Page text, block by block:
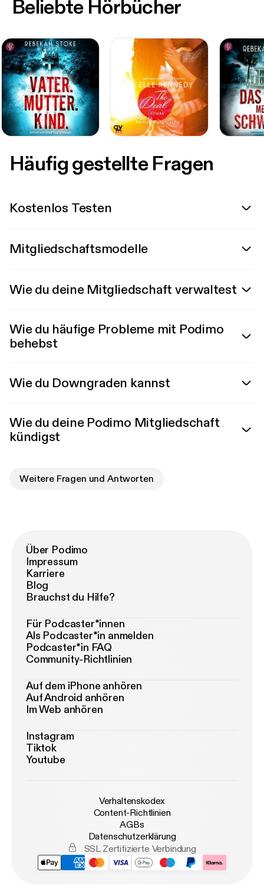
Beliebte Hörbücher
Häufig gestellte Fragen
Kostenlos Testen
Mitgliedschaftsmodelle
Wie du deine Mitgliedschaft verwaltest
Wie du häufige Probleme mit Podimo
behebst
Wie du Downgraden kannst
Wie du deine Podimo Mitgliedschaft
kündigst
Weitere Fragen und Antworten
Über Podimo
Impressum
Karriere
Blog
Brauchst du Hilfe?
Für Podcaster*innen
Als Podcaster*in anmelden
Podcaster*in FAQ
Community-Richtlinien
Auf dem iPhone anhören
Auf Android anhören
Im Web anhören
Instagram
Tiktok
Youtube
Verhaltenskodex
Content-Richtlinien
AGBs
Datenschutzerklärung
SSL Zertifizierte Verbindung